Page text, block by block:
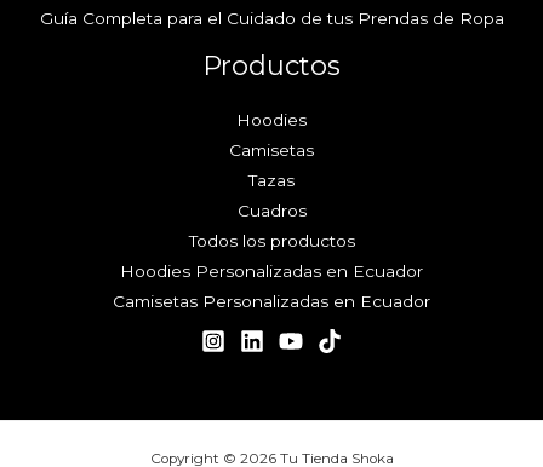
Guía Completa para el Cuidado de tus Prendas de Ropa
Productos
Hoodies
Camisetas
Tazas
Cuadros
Todos los productos
Hoodies Personalizadas en Ecuador
Camisetas Personalizadas en Ecuador
Copyright © 2026 Tu Tienda Shoka